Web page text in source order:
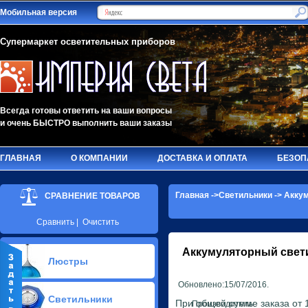
Мобильная версия
Супермаркет осветительных приборов
Всегда готовы ответить на ваши вопросы
и очень БЫСТРО выполнить ваши заказы
ГЛАВНАЯ О КОМПАНИИ ДОСТАВКА И ОПЛАТА
Главная ->Светильники ->
Аккумуляторный
Обновлено:15/07/2016.
Производитель:
При общей сумме заказа от
СРАВНЕНИЕ ТОВАРОВ
Сравнить Очистить
Люстры
Припотолочные люстры(584)
Потолочные люстры Led(91)
Светильники